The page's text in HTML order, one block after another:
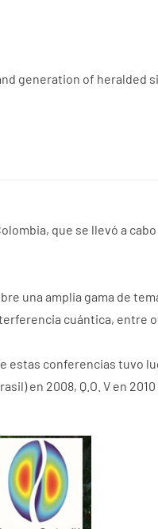
generation of heralded
que se llevó a
una amplia gama de
cuántica, entre
estas conferencias tuvo
en 2008, Q.O. V en 2010